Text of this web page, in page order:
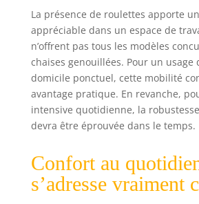
dossier
de U
bas de
offrant
agréable
longues
assises.
conception
à
une
La présence de roulettes apporte
appréciable dans un espace de
n’offrent pas tous les modèles
chaises genouillées. Pour un usage
domicile ponctuel, cette mobilité
avantage pratique. En revanche,
intensive quotidienne, la
devra être éprouvée dans le temps.
Confort au
s’adresse vraiment